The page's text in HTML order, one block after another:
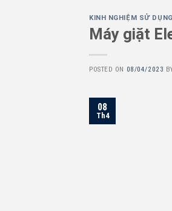
KINH NGHIỆM SỬ DỤNG
Máy giặt
POSTED ON 08/04/2023
08
Th4